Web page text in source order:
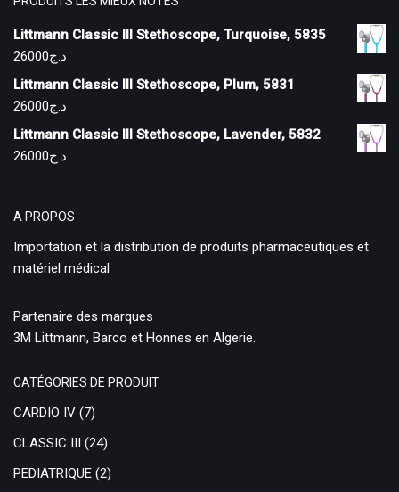
Littmann Classic III Stethoscope, Turquoise, 5835
د.ج26000
Littmann Classic III Stethoscope, Plum, 5831
د.ج26000
Littmann Classic III Stethoscope, Lavender, 5832
د.ج26000
A PROPOS
Importation et la distribution de produits pharmaceutiques et
matériel médical
Partenaire des marques
3M Littmann, Barco et Honnes en Algerie.
CATÉGORIES DE PRODUIT
CARDIO IV (7)
CLASSIC III (24)
PEDIATRIQUE (2)